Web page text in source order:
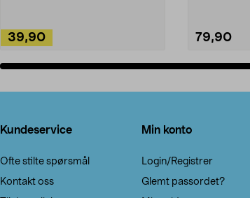
39,90 79,90
Kundeservice
Ofte stilte spørsmål
Kontakt oss
Min konto
Login/Registrer
Glemt passordet?